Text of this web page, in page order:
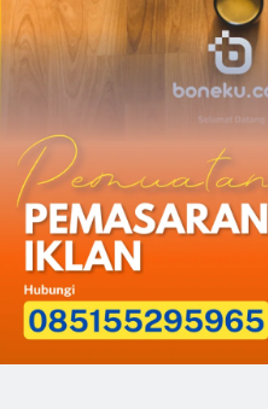
tersebut, Andi Izman
Sulsel ini menuturkan
Organik merupakan
bersama dengan sejumlah
aspirasi untuk
Organik.
Sekretaris Dinas
Umum Setda Bone